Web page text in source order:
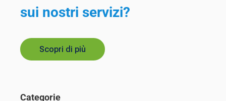
sui nostri servizi?
Scopri di più
Categorie